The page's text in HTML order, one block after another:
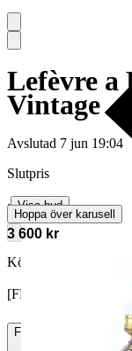
Lefèvre
Vintage
Avslutad 7 jun 19:04
Slutpris
∙ Visa bud
3 600 kr
Köparskydd är valfritt
[FF2M] vann auktionen
Frakt
Hoppa över karusell